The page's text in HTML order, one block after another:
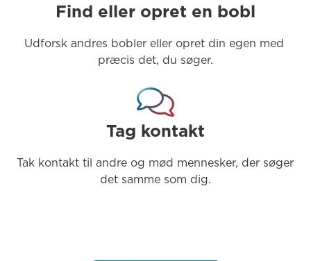
Find eller opret en bobl
Udforsk andres bobler eller opret din egen med
præcis det, du søger.
Tag kontakt
Tak kontakt til andre og mød mennesker, der søger
det samme som dig.